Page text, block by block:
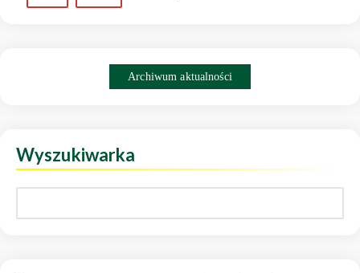
Archiwum aktualności
Wyszukiwarka